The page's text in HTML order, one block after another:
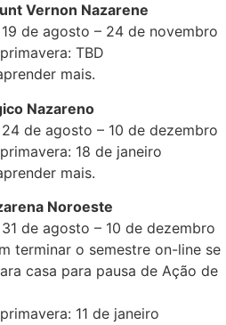
Vernon Nazarene
de agosto – 24 de novembro
TBD
mais.
Nazareno
de agosto – 10 de dezembro
18 de janeiro
mais.
Noroeste
de agosto – 10 de dezembro
terminar o semestre on-line se
casa para pausa de Ação de
11 de janeiro